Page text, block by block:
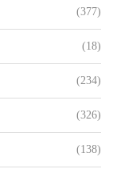
(377)
(18)
(234)
(326)
(138)